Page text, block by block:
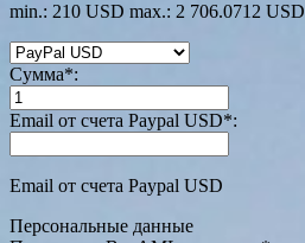
min.: 210 USD max.: 2 706.0712 USD
Сумма*:
Email от счета Paypal USD*:
Email от счета Paypal USD
Персональные данные